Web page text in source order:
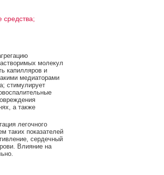
средства;
молекул
капилляров и
медиаторами
стимулирует
а также
легочного
таких показателей
сердечный
Влияние на